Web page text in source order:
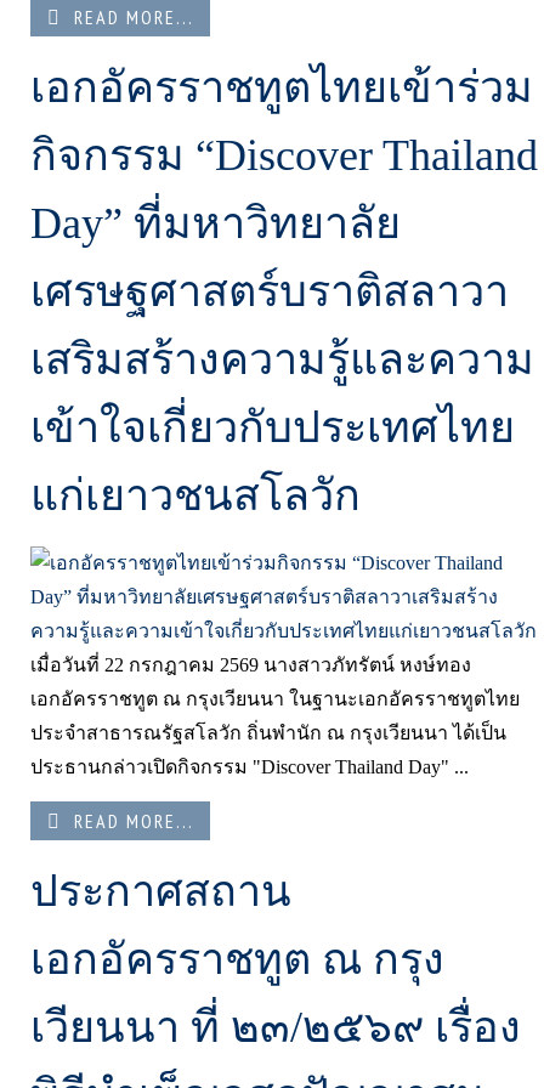
READ MORE...
เอกอัครราชทูตไทยเข้าร่วม
กิจกรรม “Discover Thailand
Day” ที่มหาวิทยาลัย
เศรษฐศาสตร์บราติสลาวา
เสริมสร้างความรู้และความ
เข้าใจเกี่ยวกับประเทศไทย
แก่เยาวชนสโลวัก
เมื่อวันที่ 22 กรกฎาคม 2569 นางสาวภัทรัตน์ หงษ์ทอง
เอกอัครราชทูต ณ กรุงเวียนนา ในฐานะเอกอัครราชทูตไทย
ประจำสาธารณรัฐสโลวัก ถิ่นพำนัก ณ กรุงเวียนนา ได้เป็น
ประธานกล่าวเปิดกิจกรรม "Discover Thailand Day" ...
READ MORE...
ประกาศสถาน
เอกอัครราชทูต ณ กรุง
เวียนนา ที่ ๒๓/๒๕๖๙ เรื่อง